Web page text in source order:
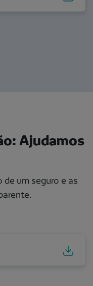
Ajudamos
de um seguro e as